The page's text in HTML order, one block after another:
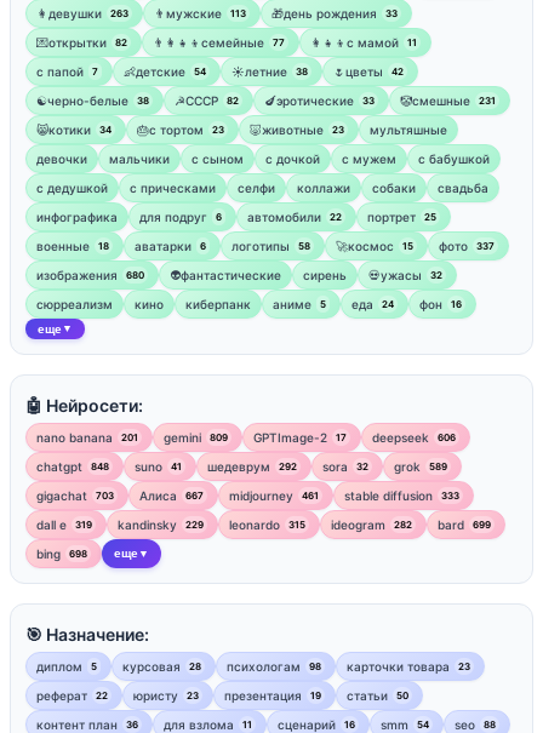
👩девушки 263 👨мужские 113 🎁день рождения 33
💌открытки 82 👨‍👩‍👧‍👦семейные 77 👩‍👧‍👦с мамой 11
‍с папой 7 👶детские 54 ☀️летние 38 🌷цветы 42
☯︎черно-белые 38 ☭СССР 82 🍆эротические 33 🤡смешные 231
😸котики 34 🎂с тортом 23 🐷животные 23
мультяшные
девочки
мальчики с сыном с дочкой с мужем
с бабушкой
с дедушкой
с прическами селфи коллажи собаки
свадьба
инфографика
для подруг 6 автомобили 22 портрет 25
военные 18 аватарки 6 логотипы 58 🚀космос 15 фото 337
изображения 680 👽фантастические сирень 💀ужасы 32
сюрреализм кино киберпанк аниме 5 еда 24 фон 16
еще ▼
🤖 Нейросети:
nano banana 201 gemini 809 GPTImage-2 17 deepseek 606
chatgpt 848 suno 41 шедеврум 292 sora 32 grok 589
gigachat 703 Алиса 667 midjourney 461 stable diffusion 333
dall e 319 kandinsky 229 leonardo 315 ideogram 282 bard 699
bing 698 еще ▼
🎯 Назначение:
диплом 5 курсовая 28 психологам 98 карточки товара 23
реферат 22 юристу 23 презентация 19 статьи 50
контент план 36 для взлома 11 сценарий 16 smm 54 seo 88